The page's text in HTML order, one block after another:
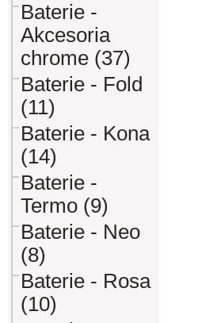
Baterie -
Akcesoria
chrome (37)
Baterie - Fold
(11)
Baterie - Kona
(14)
Baterie -
Termo (9)
Baterie - Neo
(8)
Baterie - Rosa
(10)